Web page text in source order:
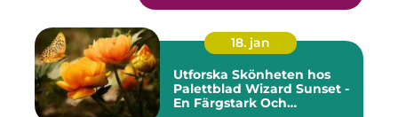
18. jan
Utforska Skönheten hos
Palettblad Wizard Sunset -
En Färgstark Och